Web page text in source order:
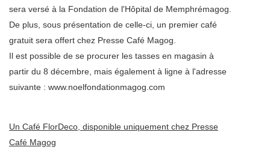
sera versé à la Fondation de l'Hôpital de Memphrémagog.
De plus, sous présentation de celle-ci, un premier café
gratuit sera offert chez Presse Café Magog.
Il est possible de se procurer les tasses en magasin à
partir du 8 décembre, mais également à ligne à l'adresse
suivante : www.noelfondationmagog.com
Un Café FlorDeco, disponible uniquement chez Presse
Café Magog